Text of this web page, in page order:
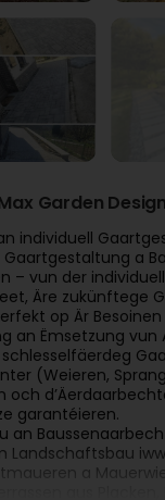
Garden
individuell
Gaartgestaltung a
– vun der
Äre
op Är
an Ëmsetzung vun
(Weieren,
och
garantéieren.
an
Landschaftsbau
a